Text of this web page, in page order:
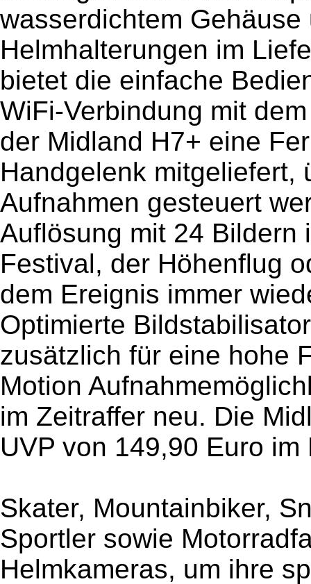
wasserdichtem
Helmhalterungen im
bietet die einfache
WiFi-Verbindung mit
der Midland H7+ eine
Handgelenk mitgeliefert,
Aufnahmen gesteuert
Auflösung mit 24 Bildern
Festival, der Höhenflug
dem Ereignis immer
Optimierte
zusätzlich für eine hohe
Motion
im Zeitraffer neu. Die
UVP von 149,90 Euro
Skater, Mountainbiker,
Sportler sowie
Helmkameras, um ihre